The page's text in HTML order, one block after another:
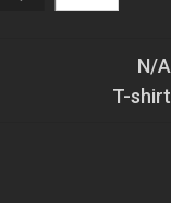
N/A
T-shirt